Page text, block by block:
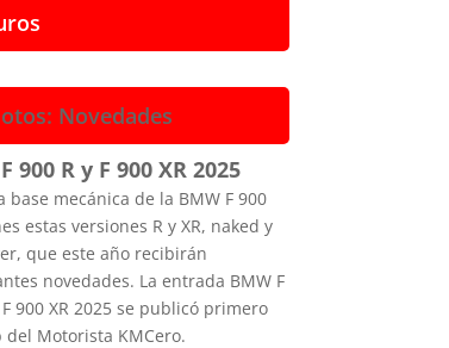
Novedades
900 R y F 900 XR 2025
base mecánica de la BMW F 900
estas versiones R y XR, naked y
que este año recibirán
novedades. La entrada BMW F
F 900 XR 2025 se publicó primero
del Motorista KMCero.